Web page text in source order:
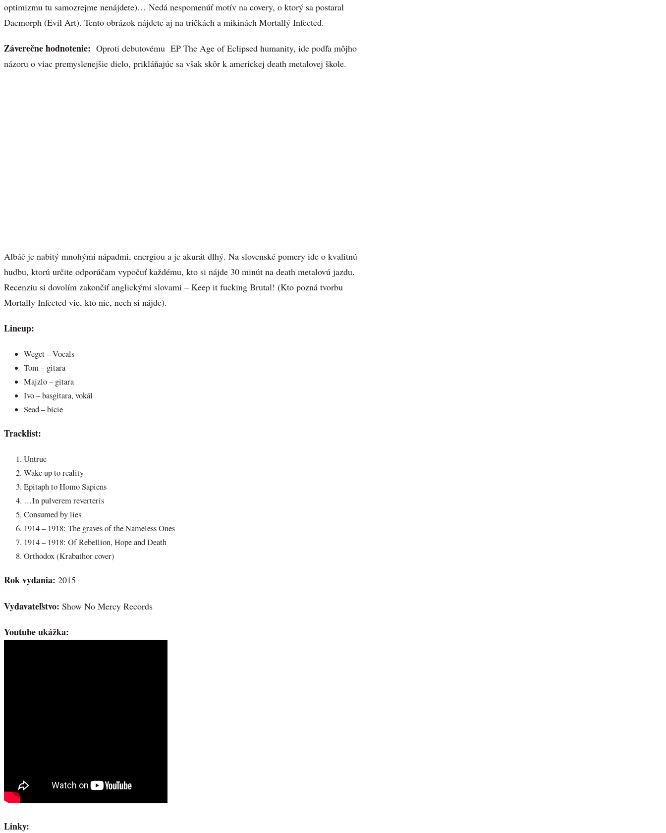
optimizmu tu samozrejme nenájdete)… Nedá nespomenúť motív na covery, o ktorý sa postaral
Daemorph (Evil Art). Tento obrázok nájdete aj na tričkách a mikinách Mortallý Infected.
Záverečne hodnotenie: Oproti debutovému EP The Age of Eclipsed humanity, ide podľa môjho
názoru o viac premyslenejšie dielo, prikláňajúc sa však skôr k americkej death metalovej škole.
Albáč je nabitý mnohými nápadmi, energiou a je akurát dlhý. Na slovenské pomery ide o kvalitnú
hudbu, ktorú určite odporúčam vypočuť každému, kto si nájde 30 minút na death metalovú jazdu.
Recenziu si dovolím zakončiť anglickými slovami – Keep it fucking Brutal! (Kto pozná tvorbu
Mortally Infected vie, kto nie, nech si nájde).
Lineup:
Weget – Vocals
Tom – gitara
Majzlo – gitara
Ivo – basgitara, vokál
Sead – bicie
Tracklist:
Untrue
Wake up to reality
Epitaph to Homo Sapiens
…In pulverem reverteris
Consumed by lies
1914 – 1918: The graves of the Nameless Ones
1914 – 1918: Of Rebellion, Hope and Death
Orthodox (Krabathor cover)
Rok vydania: 2015
Vydavateľstvo: Show No Mercy Records
Youtube ukážka:
Linky: